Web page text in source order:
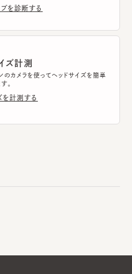
プを診断する
ズ計測
のカメラを使ってヘッドサイズを簡単
。
を計測する